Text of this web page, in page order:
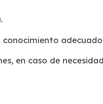
adecuado
en caso de